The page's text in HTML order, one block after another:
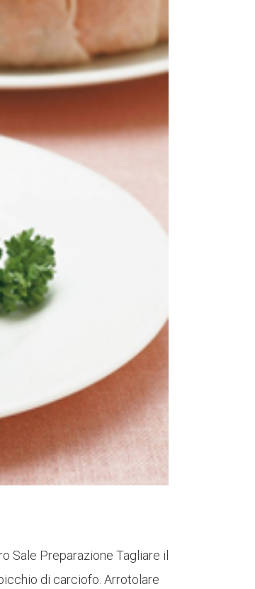
Sale Preparazione Tagliare il
di carciofo. Arrotolare